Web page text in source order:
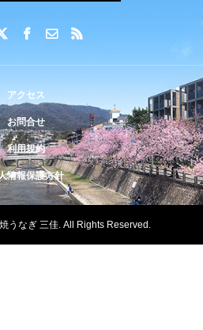
アクセス
お問合せ
利用規約
情報保護方針
うなぎ 三佳. All Rights Reserved.